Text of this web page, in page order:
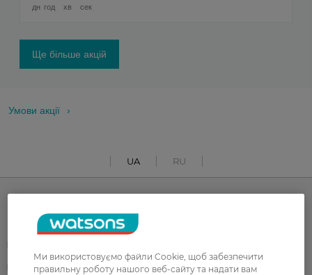
дн год хв сек
Ще більше акцій
Умови акції
UA RU
Каталог
Парфуми Здоров'я
Ми використовуємо файли Cookie, щоб забезпечити
правильну роботу нашого веб-сайту та надати вам